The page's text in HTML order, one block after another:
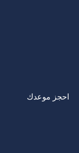
احجز موعدك